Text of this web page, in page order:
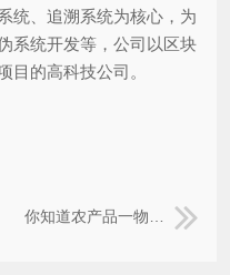
统、追溯系统为核心，为
系统开发等，公司以区块
目的高科技公司。
你知道农产品一物一码追溯系统具有哪些特性吗？